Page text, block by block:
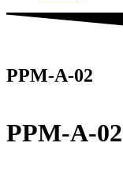
PPM-A-02
PPM-A-02